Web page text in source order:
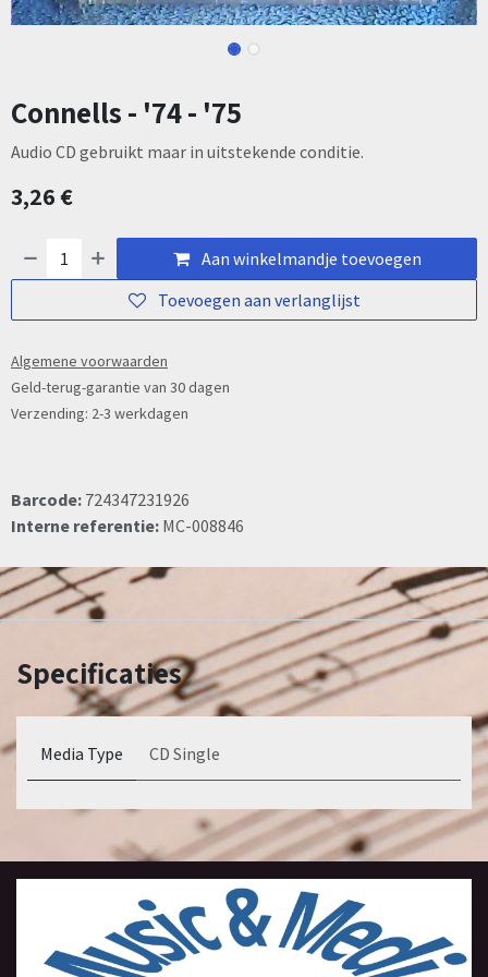
Connells - '74 - '75
Audio CD gebruikt maar in uitstekende conditie.
3,26€
Aan winkelmandje toevoegen
Toevoegen aan verlanglijst
Algemene voorwaarden
Geld-terug-garantie van 30 dagen
Verzending: 2-3 werkdagen
Barcode: 724347231926
Interne referentie: MC-008846
Specificaties
Media Type CD Single